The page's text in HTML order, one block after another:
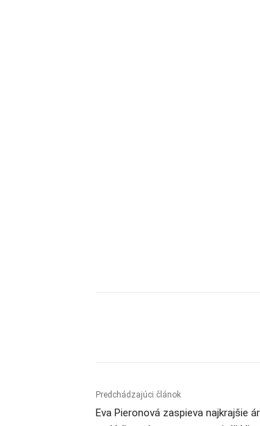
Predchádzajúci článok
Eva Pieronová zaspieva najkrajšie